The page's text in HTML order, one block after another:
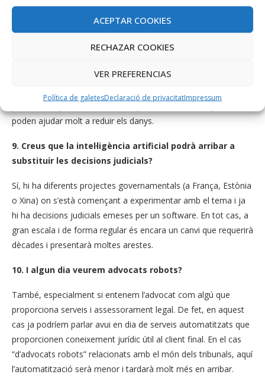
ACEPTAR COOKIES
RECHAZAR COOKIES
VER PREFERENCIAS
Política de galetesDeclaració de privacitatImpressum
de la ciberseguretat? Com es pot fer front als hackers
En aquest cas està clar que és millor prevenir que curar. Però
gran i hem hagut d’assessorar en alguns d’aquests casos, tres
proveïdors i posar denúncia a la policia el més aviat possible,
poden ajudar molt a reduir els danys.
9. Creus que la intel·ligència artificial podrà arribar a
substituir les decisions judicials?
Sí, hi ha diferents projectes governamentals (a França, Estònia
o Xina) on s’està començant a experimentar amb el tema i ja
hi ha decisions judicials emeses per un software. En tot cas, a
gran escala i de forma regular és encara un canvi que requerirà
dècades i presentarà moltes arestes.
10. I algun dia veurem advocats robots?
També, especialment si entenem l’advocat com algú que
proporciona serveis i assessorament legal. De fet, en aquest
cas ja podríem parlar avui en dia de serveis automatitzats que
proporcionen coneixement jurídic útil al client final. En el cas
“d’advocats robots” relacionats amb el món dels tribunals, aquí
l’automatització serà menor i tardarà molt més en arribar.